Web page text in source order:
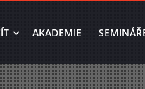
AKADEMIE